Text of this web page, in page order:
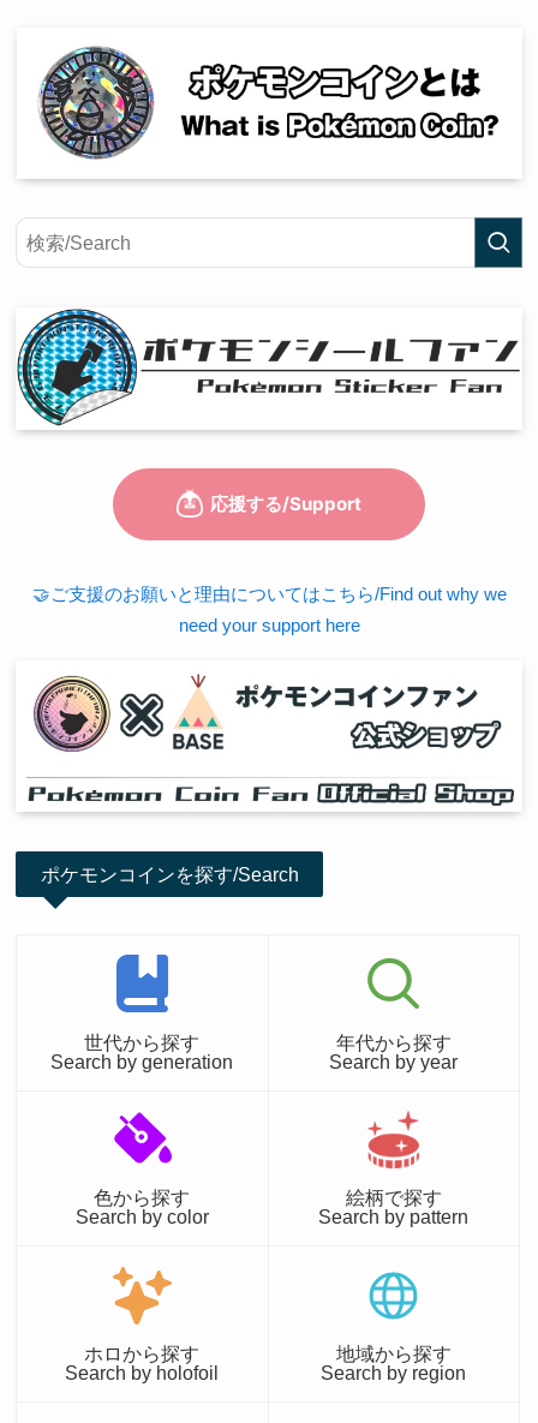
🤝ご支援のお願いと理由についてはこちら/Find out why we
need your support here
ポケモンコインを探す/Search
世代から探す
Search by generation
年代から探す
Search by year
色から探す
Search by color
絵柄で探す
Search by pattern
ホロから探す
Search by holofoil
地域から探す
Search by region